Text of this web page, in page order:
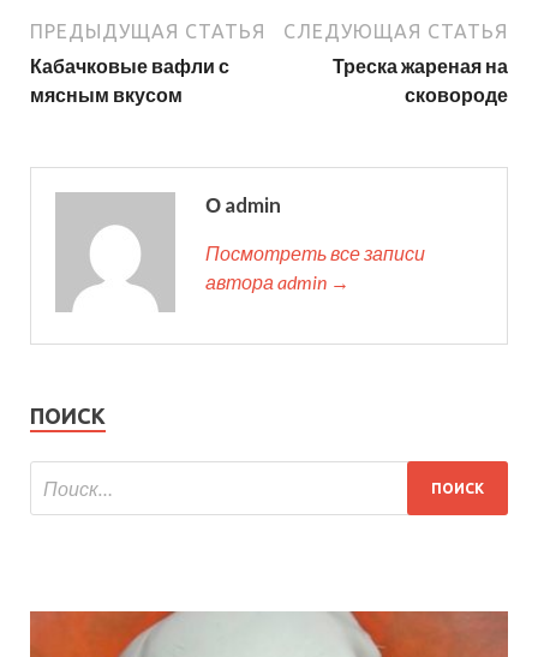
ПРЕДЫДУЩАЯ СТАТЬЯ
Кабачковые вафли с
мясным вкусом
СЛЕДУЮЩАЯ СТАТЬЯ
Треска жареная на
сковороде
О admin
Посмотреть все записи
автора admin →
ПОИСК